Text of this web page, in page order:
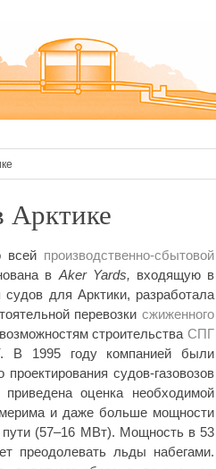
Арктике
всей производственно-сбытовой
вAker Yards, входящую в
для Арктики, разработала
перевозки сжиженного
строительстваСПГ
. В 1995 году компанией были
судов-газовозов
оценка необходимой
и даже больше мощности
пути (57–16 МВт). Мощность в 53
преодолевать льды набегами.